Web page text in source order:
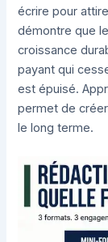
écrire pour
démontre que le
croissance
payant qui
est épuisé.
permet de
le long terme.